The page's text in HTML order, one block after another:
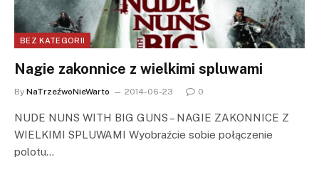
BEZ KATEGORII
Nagie zakonnice z wielkimi spluwami
By NaTrzeźwoNieWarto 2014-06-23 0
NUDE NUNS WITH BIG GUNS – NAGIE ZAKONNICE Z
WIELKIMI SPLUWAMI Wyobraźcie sobie połączenie
polotu…